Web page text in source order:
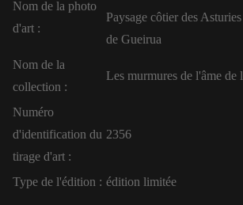
Nom de la photo
d'art :
Paysage côtier des
de Gueirua
Nom de la
collection :
Les murmures de l'âme de
Numéro
d'identification du
tirage d'art :
2356
Type de l'édition : édition limitée